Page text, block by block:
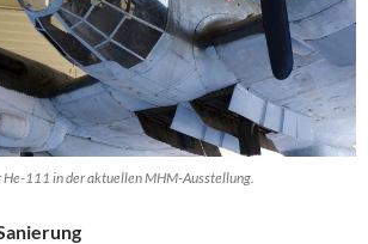
He-111 in der aktuellen MHM-Ausstellung.